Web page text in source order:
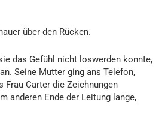
über den Rücken.
das Gefühl nicht loswerden konnte,
Seine Mutter ging ans Telefon,
Frau Carter die Zeichnungen
anderen Ende der Leitung lange,